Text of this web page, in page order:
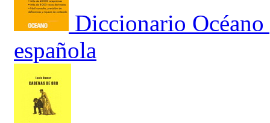
Diccionario
española